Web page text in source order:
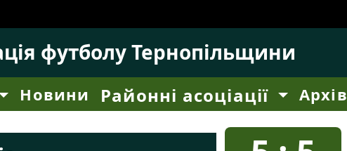
футболу Тернопільщини
Новини Районні асоціації Архів